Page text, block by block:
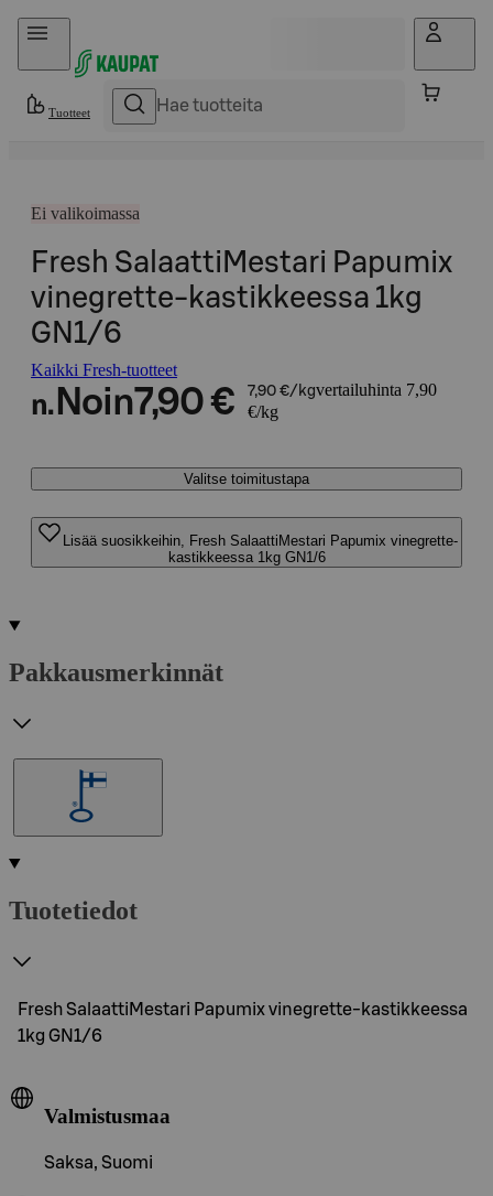
Hyppää sisältöön
Tuotteet
Ei valikoimassa
Fresh SalaattiMestari Papumix
vinegrette-kastikkeessa 1kg
GN1/6
Kaikki Fresh-tuotteet
n. Noin7,90 € 7,90 €/kgvertailuhinta 7,90
€/kg
Valitse toimitustapa
Lisää suosikkeihin, Fresh SalaattiMestari Papumix vinegrette-
kastikkeessa 1kg GN1/6
Pakkausmerkinnät
Tuotetiedot
Fresh SalaattiMestari Papumix vinegrette-kastikkeessa
1kg GN1/6
Valmistusmaa
Saksa, Suomi